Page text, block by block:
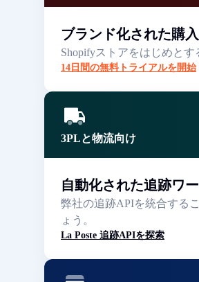
ブランド化された購
Shopifyストアをはじめと
14日間の無料トライアルを開始
3PLと物流向け
自動化された追跡ワ
弊社の追跡APIを統合する
ょう。
La Poste 追跡APIを探索